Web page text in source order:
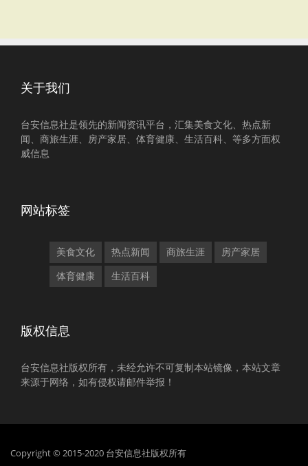
关于我们
台安信息社是领先的新闻资讯平台，汇集美食文化、热点新
闻、商旅生涯、房产家居、体育健康、生活百科、等多方面权
威信息
网站标签
美食文化 热点新闻 商旅生涯 房产家居
体育健康 生活百科
版权信息
台安信息社版权所有，未经允许不可复制本站镜像，本站文章
来源于网络，如有侵权请邮件举报！
Copyright © 2015-2020 台安信息社版权所有